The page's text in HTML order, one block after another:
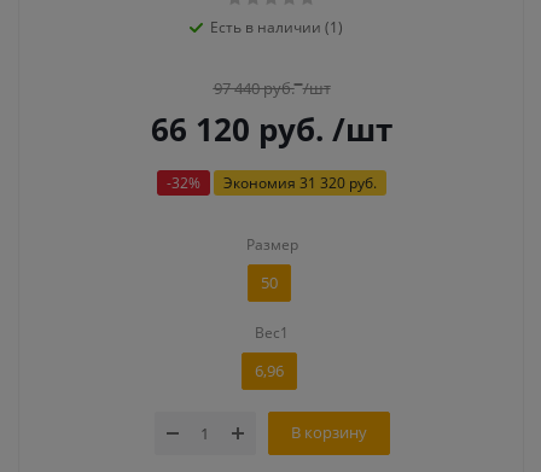
Есть в наличии (1)
97 440руб. /шт
66 120 руб. /шт
-32% Экономия 31 320 руб.
Размер
50
Вес1
6,96
В корзину